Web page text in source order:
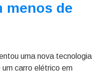
menos de
uma nova tecnologia
carro elétrico em